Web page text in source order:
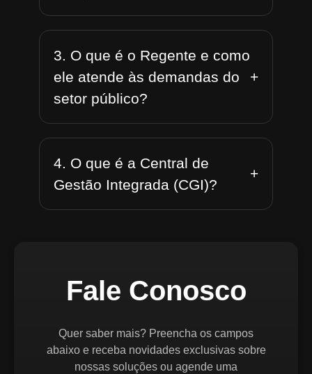
3. O que é o Regente e como
ele atende às demandas do
setor público?
+
4. O que é a Central de
Gestão Integrada (CGI)?
+
Fale Conosco
Quer saber mais? Preencha os campos
abaixo e receba novidades exclusivas sobre
nossas soluções ou agende uma